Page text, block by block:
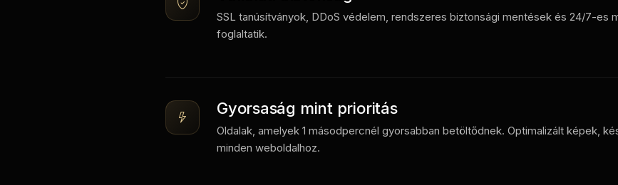
SSL tanúsítványok, DDoS védelem, rendszeres biztonsági mentések és 24/7-es
foglaltatik.
Gyorsaság mint prioritás
Oldalak, amelyek 1 másodpercnél gyorsabban betöltődnek. Optimalizált képek,
minden weboldalhoz.